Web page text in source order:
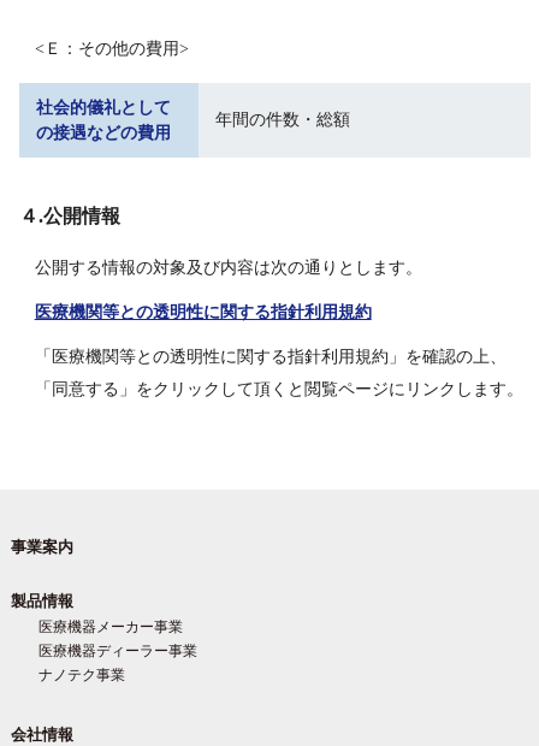
<Ｅ：その他の費用>
社会的儀礼として
の接遇などの費用
年間の件数・総額
４.公開情報
公開する情報の対象及び内容は次の通りとします。
医療機関等との透明性に関する指針利用規約
「医療機関等との透明性に関する指針利⽤規約」を確認の上、
「同意する」をクリックして頂くと閲覧ページにリンクします。
事業案内
製品情報
医療機器メーカー事業
医療機器ディーラー事業
ナノテク事業
会社情報